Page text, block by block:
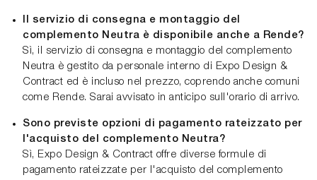
Il servizio di consegna e montaggio del
complemento Neutra è disponibile anche a Rende?
Sì, il servizio di consegna e montaggio del complemento
Neutra è gestito da personale interno di Expo Design &
Contract ed è incluso nel prezzo, coprendo anche comuni
come Rende. Sarai avvisato in anticipo sull'orario di arrivo.
Sono previste opzioni di pagamento rateizzato per
l'acquisto del complemento Neutra?
Sì, Expo Design & Contract offre diverse formule di
pagamento rateizzate per l'acquisto del complemento